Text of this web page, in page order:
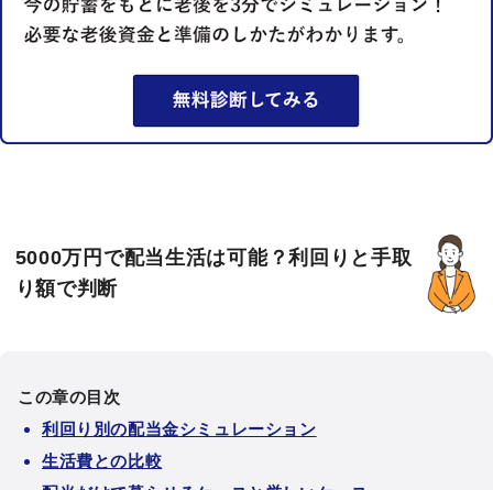
5000万円で配当生活は可能？利回りと手取
り額で判断
この章の目次
利回り別の配当金シミュレーション
生活費との比較